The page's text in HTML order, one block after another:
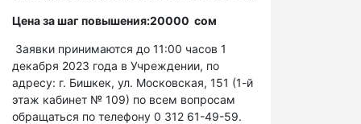
Цена за шаг повышения:20000 сом
Заявки принимаются до 11:00 часов 1
декабря 2023 года в Учреждении, по
адресу: г. Бишкек, ул. Московская, 151 (1-й
этаж кабинет № 109) по всем вопросам
обращаться по телефону 0 312 61-49-59.